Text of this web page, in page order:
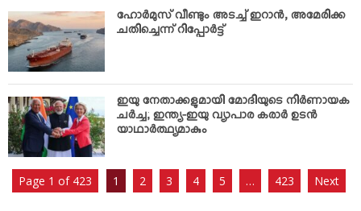
ഹോര്‍മുസ് വീണ്ടും അടച്ച് ഇറാന്‍, അമേരിക്ക
ചതിച്ചെന്ന് റിപ്പോര്‍ട്ട്
ഇയു നേതാക്കളുമായി മോദിയുടെ നിര്‍ണായക
ചര്‍ച്ച; ഇന്ത്യ-ഇയു വ്യാപാര കരാര്‍ ഉടന്‍
യാഥാര്‍ത്ഥ്യമാകും
Page 1 of 423 1 2 3 4 5 … 423 Next